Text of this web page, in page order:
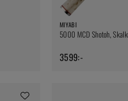
MIYABI
5000 MCD Shotoh,
3599:-